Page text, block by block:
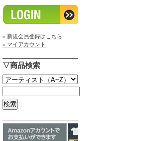
» 新規会員登録はこちら
» マイアカウント
▽商品検索